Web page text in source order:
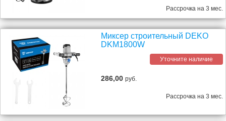
Рассрочка на 3 мес.
Миксер строительный DEKO
DKM1800W
Уточните наличие
286,00руб.
Рассрочка на 3 мес.